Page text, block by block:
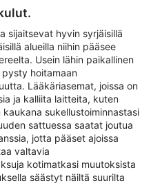
sijaitsevat hyvin syrjäisillä
alueilla niihin pääsee
Usein lähin paikallinen
hoitamaan
Lääkäriasemat, joissa on
ja kalliita laitteita, kuten
sukellustoiminnastasi
sattuessa saatat joutua
jotta pääset ajoissa
valtavia
kotimatkasi muutoksista
säästyt näiltä suurilta